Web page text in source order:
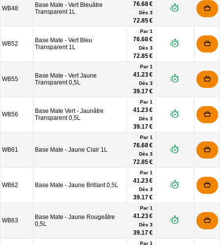
WB48
Base Mate - Vert Bleuâtre
Transparent 1L
76.68 €
Dès 3
72.85 €
WB52
Base Mate - Vert Bleu
Transparent 1L
Par 1
76.68 €
Dès 3
72.85 €
WB55
Base Mate - Vert Jaune
Transparent 0,5L
Par 1
41.23 €
Dès 3
39.17 €
WB56
Base Mate Vert - Jaunâtre
Transparent 0,5L
Par 1
41.23 €
Dès 3
39.17 €
WB61 Base Mate - Jaune Clair 1L
Par 1
76.68 €
Dès 3
72.85 €
WB62 Base Mate - Jaune Brillant 0,5L
Par 1
41.23 €
Dès 3
39.17 €
WB63
Base Mate - Jaune Rougeâtre
0,5L
Par 1
41.23 €
Dès 3
39.17 €
Par 1